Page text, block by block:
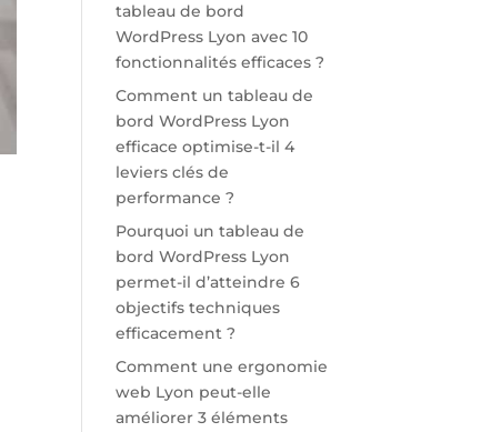
tableau de bord
WordPress Lyon avec 10
fonctionnalités efficaces ?
Comment un tableau de
bord WordPress Lyon
efficace optimise-t-il 4
leviers clés de
performance ?
Pourquoi un tableau de
bord WordPress Lyon
permet-il d’atteindre 6
objectifs techniques
efficacement ?
Comment une ergonomie
web Lyon peut-elle
améliorer 3 éléments